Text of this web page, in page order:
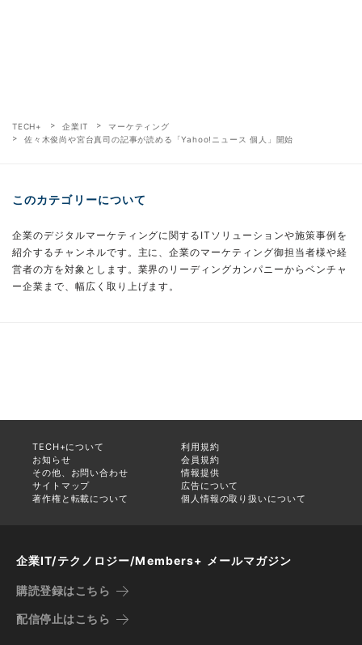
TECH+ 企業IT
マーケティング
佐々木俊尚や宮台真司の記事が読める「Yahoo!ニュース 個人」開始
このカテゴリーについて
企業のデジタルマーケティングに関するITソリューションや施策事例を
紹介するチャンネルです。主に、企業のマーケティング御担当者様や経
営者の方を対象とします。業界のリーディングカンパニーからベンチャ
ー企業まで、幅広く取り上げます。
TECH+について
利用規約
お知らせ
会員規約
その他、お問い合わせ
情報提供
サイトマップ
広告について
著作権と転載について
個人情報の取り扱いについて
企業IT/テクノロジー/Members+ メールマガジン
購読登録はこちら
配信停止はこちら